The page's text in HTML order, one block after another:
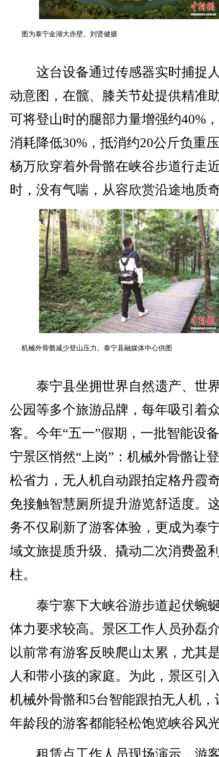
图为泰宁金湖大赤壁。刘贤健摄
这台设备通过传感器实时捕捉
动意图，在髋、膝关节处提供精准
可将登山时的腿部力量增强约40%
消耗降低30%，抵消约20公斤负重
杨万欣穿着外骨骼在峡谷步道行走
时，没有气喘，从容欣赏沿途地质
机械外骨骼减少登山压力。泰宁县融媒体中心供图
泰宁县坐拥世界自然遗产、世
公园等多个旅游品牌，每年吸引着
客。今年“五一”假期，一批智能设
宁景区悄然“上岗”：机械外骨骼让
松省力，无人机自动跟拍定格丹霞
免接触智慧厕所提升游览舒适度。
务不仅刷新了游客体验，更成为泰
域文旅提质升级、撬动二次消费盈
柱。
泰宁寨下大峡谷游步道起伏蜿
体力要求较高。景区工作人员孙磊
以前常有游客反映爬山太累，尤其
人和带小孩的家庭。为此，景区引
机械外骨骼和5台智能跟拍无人机，
年龄段的游客都能轻松饱览峡谷风
租赁点工作人员现场演示，游